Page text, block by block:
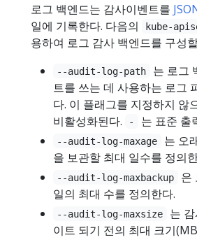
로그 백엔드는 감사이벤트를
일에 기록한다. 다음의
kube-
용하여 로그 감사 백엔드를 구성
--audit-log-path
는 로그
트를 쓰는 데 사용하는 로그
다. 이 플래그를 지정하지 않
비활성화된다.
- 는 표준 출
--audit-log-maxage
는 오
을 보관할 최대 일수를 정의
--audit-log-maxbackup
은
일의 최대 수를 정의한다.
--audit-log-maxsize
는
이트 되기 전의 최대 크기